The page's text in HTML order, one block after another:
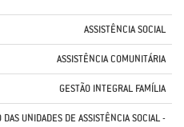
ASSISTÊNCIA SOCIAL
ASSISTÊNCIA COMUNITÁRIA
GESTÃO INTEGRAL FAMÍLIA
DAS UNIDADES DE ASSISTÊNCIA SOCIAL -